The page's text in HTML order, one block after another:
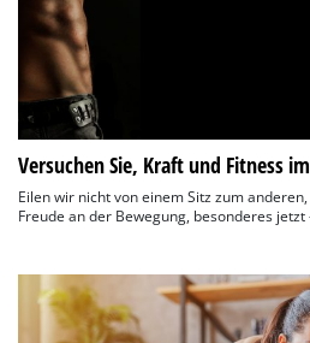
Versuchen Sie, Kraft und Fitness
Eilen wir nicht von einem Sitz zum
Freude an der Bewegung, besonderes jetzt